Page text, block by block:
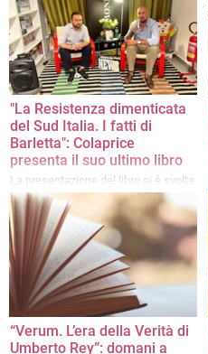
"La Resistenza dimenticata
del Sud Italia. I fatti di
Barletta": Colaprice
presenta il suo ultimo libro
La presentazione del libro si è svolta
martedì scorso presso la libreria
Mondadori
“Verum. L’era della Verità di
Umberto Rey”: domani a